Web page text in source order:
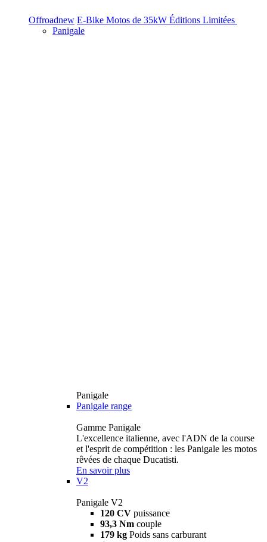
Offroadnew E-Bike Motos de 35kW Éditions Limitées
Panigale
Panigale
Panigale range
Gamme Panigale
L'excellence italienne, avec l'ADN de la course
et l'esprit de compétition : les Panigale les motos
rêvées de chaque Ducatisti.
En savoir plus
V2
Panigale V2
120 CV puissance
93,3 Nm couple
179 kg Poids sans carburant